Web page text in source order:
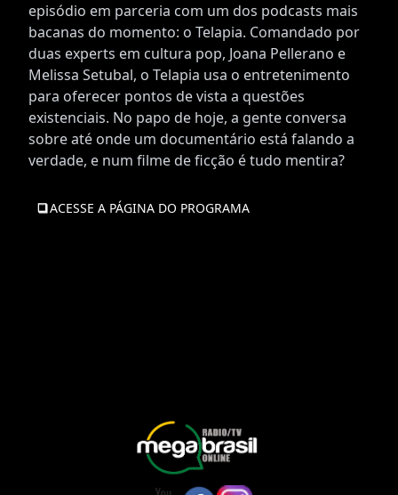
episódio em parceria com um dos podcasts mais
bacanas do momento: o Telapia. Comandado por
duas experts em cultura pop, Joana Pellerano e
Melissa Setubal, o Telapia usa o entretenimento
para oferecer pontos de vista a questões
existenciais. No papo de hoje, a gente conversa
sobre até onde um documentário está falando a
verdade, e num filme de ficção é tudo mentira?
ACESSE A PÁGINA DO PROGRAMA